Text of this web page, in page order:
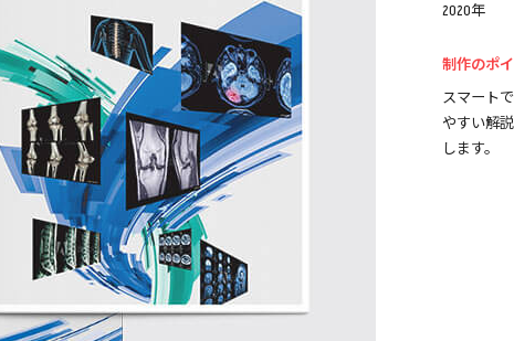
2020年
制作のポ
スマート
やすい解
します。